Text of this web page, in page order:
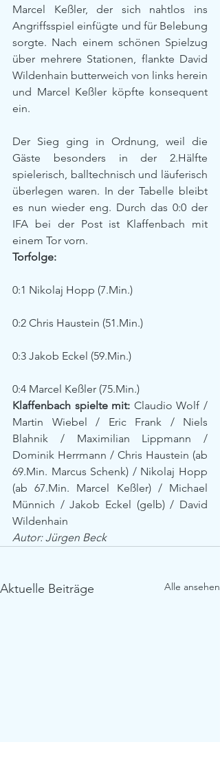
Marcel Keßler, der sich nahtlos ins
Angriffsspiel einfügte und für Belebung
sorgte. Nach einem schönen Spielzug
über mehrere Stationen, flankte David
Wildenhain butterweich von links herein
und Marcel Keßler köpfte konsequent
ein.
Der Sieg ging in Ordnung, weil die
Gäste besonders in der 2.Hälfte
spielerisch, balltechnisch und läuferisch
überlegen waren. In der Tabelle bleibt
es nun wieder eng. Durch das 0:0 der
IFA bei der Post ist Klaffenbach mit
einem Tor vorn.
Torfolge:
0:1 Nikolaj Hopp (7.Min.)
0:2 Chris Haustein (51.Min.)
0:3 Jakob Eckel (59.Min.)
0:4 Marcel Keßler (75.Min.)
Klaffenbach spielte mit: Claudio Wolf /
Martin Wiebel / Eric Frank / Niels
Blahnik / Maximilian Lippmann /
Dominik Herrmann / Chris Haustein (ab
69.Min. Marcus Schenk) / Nikolaj Hopp
(ab 67.Min. Marcel Keßler) / Michael
Münnich / Jakob Eckel (gelb) / David
Wildenhain
Autor: Jürgen Beck
Aktuelle Beiträge Alle ansehen